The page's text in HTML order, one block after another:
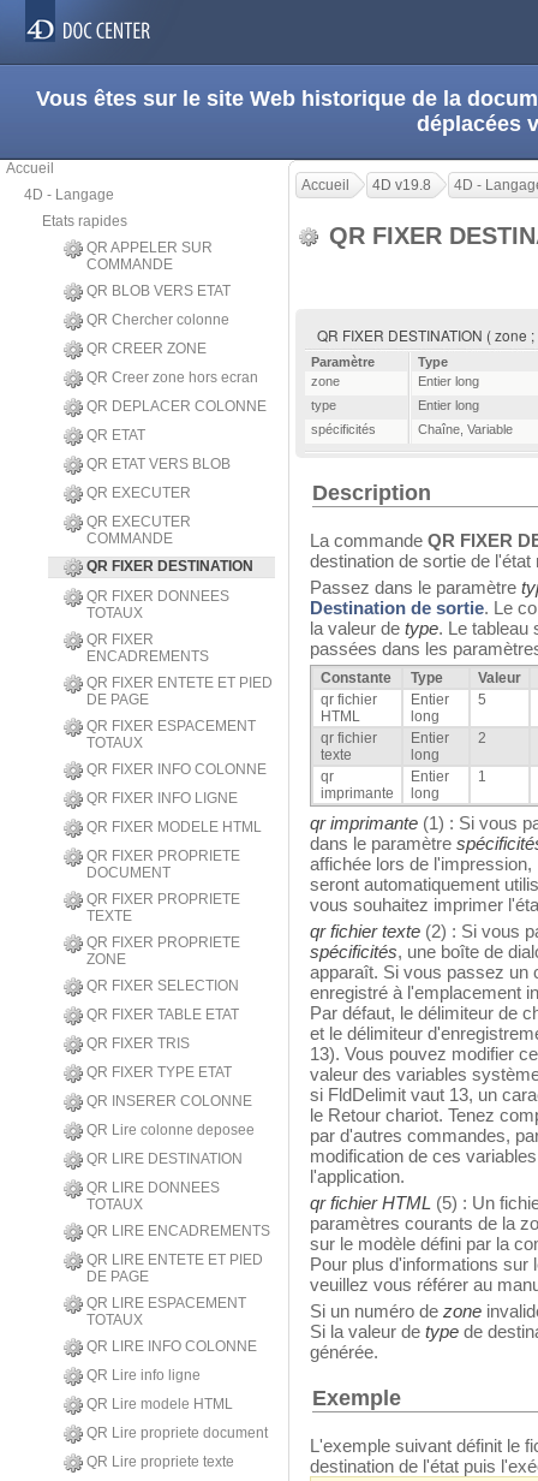
Vous êtes sur le site Web historique de la
déplacées
Accueil
4D - Langage
Etats rapides
QR APPELER SUR
COMMANDE
QR BLOB VERS ETAT
QR Chercher colonne
QR CREER ZONE
QR Creer zone hors ecran
QR DEPLACER COLONNE
QR ETAT
QR ETAT VERS BLOB
QR EXECUTER
QR EXECUTER
COMMANDE
QR FIXER DESTINATION
QR FIXER DONNEES
TOTAUX
QR FIXER
ENCADREMENTS
QR FIXER ENTETE ET PIED
DE PAGE
QR FIXER ESPACEMENT
TOTAUX
QR FIXER INFO COLONNE
QR FIXER INFO LIGNE
QR FIXER MODELE HTML
QR FIXER PROPRIETE
DOCUMENT
QR FIXER PROPRIETE
TEXTE
QR FIXER PROPRIETE
ZONE
QR FIXER SELECTION
QR FIXER TABLE ETAT
QR FIXER TRIS
QR FIXER TYPE ETAT
QR INSERER COLONNE
QR Lire colonne deposee
QR LIRE DESTINATION
QR LIRE DONNEES
TOTAUX
QR LIRE ENCADREMENTS
QR LIRE ENTETE ET PIED
DE PAGE
QR LIRE ESPACEMENT
TOTAUX
QR LIRE INFO COLONNE
QR Lire info ligne
QR Lire modele HTML
QR Lire propriete document
QR Lire propriete texte
Accueil 4D v19.8 4D -
QR FIXER
QR FIXER DESTINATION ( zone
Paramètre
Type
zone
Entier long
type
Entier long
spécificités
Chaîne Variable
Description
La commande QR FIXER
destination de sortie de
Passez dans le paramètre
Destination de sortie. Le
la valeur de type. Le tableau
passées dans les
Constante Type
Valeur
qr fichier
HTML
Entier
long
5
qr fichier
texte
Entier
long
2
qr
imprimante
Entier
long
1
qr imprimante (1) : Si vous
dans le paramètre
affichée lors de
seront automatiquement
vous souhaitez imprimer
qr fichier texte (2) : Si vous
spécificités, une boîte de
apparaît. Si vous passez un
enregistré à l'emplacement
Par défaut, le délimiteur de
et le délimiteur
13). Vous pouvez modifier
valeur des variables
si FldDelimit vaut 13, un
le Retour chariot. Tenez
par d'autres commandes,
modification de ces
l'application.
qr fichier HTML (5) : Un
paramètres courants de la
sur le modèle défini par la
Pour plus d'informations sur
veuillez vous référer au
Si un numéro de zone
Si la valeur de type de
générée.
Exemple
L'exemple suivant définit le
destination de l'état puis